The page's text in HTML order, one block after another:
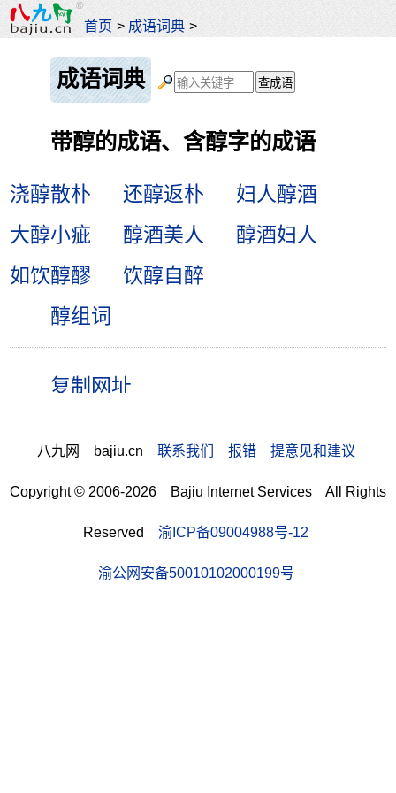
首页 > 成语词典 >
成语词典
带醇的成语、含醇字的成语
浇醇散朴 还醇返朴
妇人醇酒
大醇小疵
醇酒美人
醇酒妇人
如饮醇醪
饮醇自醉
醇组词
八九网 bajiu.cn 联系我们 报错 提意见和建议
Copyright © 2006-2026 Bajiu Internet Services All Rights
Reserved 渝ICP备09004988号-12
渝公网安备50010102000199号